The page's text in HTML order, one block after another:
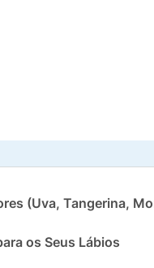
(Uva, Tangerina,
os Seus Lábios